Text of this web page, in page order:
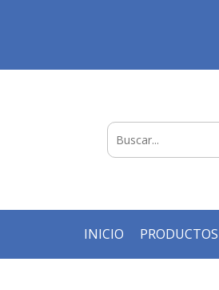
INICIO PRODUCTOS